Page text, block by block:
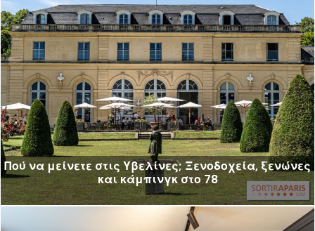
Πού να μείνετε στις Υβελίνες; Ξενοδοχεία, ξενώνες
και κάμπινγκ στο 78